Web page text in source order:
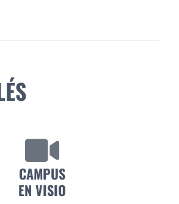
CAMPUS
EN VISIO